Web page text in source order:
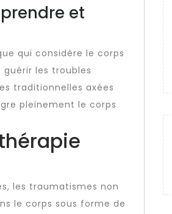
et
qui considère le corps
les troubles
traditionnelles axées
pleinement le corps
les traumatismes non
le corps sous forme de